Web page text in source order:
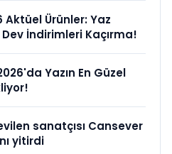
Aktüel Ürünler: Yaz
İndirimleri Kaçırma!
Yazın En Güzel
sanatçısı Cansever
yitirdi